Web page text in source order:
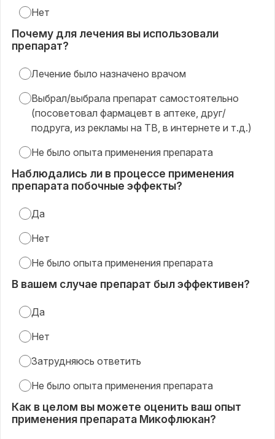
Нет
Почему для лечения вы использовали
препарат?
Лечение было назначено врачом
Выбрал/выбрала препарат самостоятельно
(посоветовал фармацевт в аптеке, друг/
подруга, из рекламы на ТВ, в интернете и т.д.)
Не было опыта применения препарата
Наблюдались ли в процессе применения
препарата побочные эффекты?
Да
Нет
Не было опыта применения препарата
В вашем случае препарат был эффективен?
Да
Нет
Затрудняюсь ответить
Не было опыта применения препарата
Как в целом вы можете оценить ваш опыт
применения препарата Микофлюкан?